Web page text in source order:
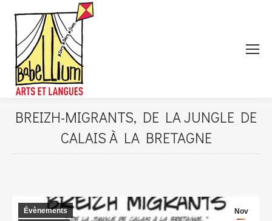
BREIZH-MIGRANTS, DE LA JUNGLE DE
CALAIS À LA BRETAGNE
Nov
Évènements